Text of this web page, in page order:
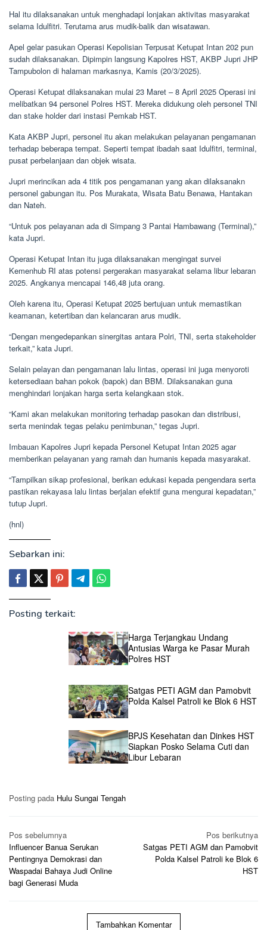
Hal itu dilaksanakan untuk menghadapi lonjakan aktivitas masyarakat
selama Idulfitri. Terutama arus mudik-balik dan wisatawan.
Apel gelar pasukan Operasi Kepolisian Terpusat Ketupat Intan 202 pun
sudah dilaksanakan. Dipimpin langsung Kapolres HST, AKBP Jupri JHP
Tampubolon di halaman markasnya, Kamis (20/3/2025).
Operasi Ketupat dilaksanakan mulai 23 Maret – 8 April 2025 Operasi ini
melibatkan 94 personel Polres HST. Mereka didukung oleh personel TNI
dan stake holder dari instasi Pemkab HST.
Kata AKBP Jupri, personel itu akan melakukan pelayanan pengamanan
terhadap beberapa tempat. Seperti tempat ibadah saat Idulfitri, terminal,
pusat perbelanjaan dan objek wisata.
Jupri merincikan ada 4 titik pos pengamanan yang akan dilaksanakn
personel gabungan itu. Pos Murakata, Wisata Batu Benawa, Hantakan
dan Nateh.
“Untuk pos pelayanan ada di Simpang 3 Pantai Hambawang (Terminal),”
kata Jupri.
Operasi Ketupat Intan itu juga dilaksanakan mengingat survei
Kemenhub RI atas potensi pergerakan masyarakat selama libur lebaran
2025. Angkanya mencapai 146,48 juta orang.
Oleh karena itu, Operasi Ketupat 2025 bertujuan untuk memastikan
keamanan, ketertiban dan kelancaran arus mudik.
“Dengan mengedepankan sinergitas antara Polri, TNI, serta stakeholder
terkait,” kata Jupri.
Selain pelayan dan pengamanan lalu lintas, operasi ini juga menyoroti
ketersediaan bahan pokok (bapok) dan BBM. Dilaksanakan guna
menghindari lonjakan harga serta kelangkaan stok.
“Kami akan melakukan monitoring terhadap pasokan dan distribusi,
serta menindak tegas pelaku penimbunan,” tegas Jupri.
Imbauan Kapolres Jupri kepada Personel Ketupat Intan 2025 agar
memberikan pelayanan yang ramah dan humanis kepada masyarakat.
“Tampilkan sikap profesional, berikan edukasi kepada pengendara serta
pastikan rekayasa lalu lintas berjalan efektif guna mengurai kepadatan,”
tutup Jupri.
(hnl)
Sebarkan ini:
Posting terkait:
Harga Terjangkau Undang
Antusias Warga ke Pasar Murah
Polres HST
Satgas PETI AGM dan Pamobvit
Polda Kalsel Patroli ke Blok 6 HST
BPJS Kesehatan dan Dinkes HST
Siapkan Posko Selama Cuti dan
Libur Lebaran
Posting pada Hulu Sungai Tengah
Navigasi
pos
Pos sebelumnya
Influencer Banua Serukan
Pentingnya Demokrasi dan
Waspadai Bahaya Judi Online
bagi Generasi Muda
Pos berikutnya
Satgas PETI AGM dan Pamobvit
Polda Kalsel Patroli ke Blok 6
HST
Tambahkan Komentar